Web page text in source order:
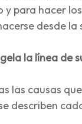
y para hacer
desde
la línea de
las causas
describen